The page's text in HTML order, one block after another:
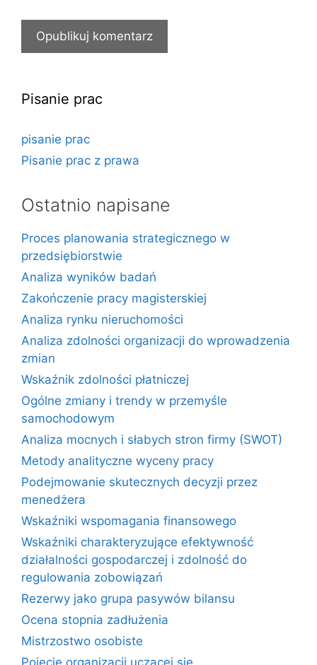
Pisanie prac
pisanie prac
Pisanie prac z prawa
Ostatnio napisane
Proces planowania strategicznego w
przedsiębiorstwie
Analiza wyników badań
Zakończenie pracy magisterskiej
Analiza rynku nieruchomości
Analiza zdolności organizacji do wprowadzenia
zmian
Wskaźnik zdolności płatniczej
Ogólne zmiany i trendy w przemyśle
samochodowym
Analiza mocnych i słabych stron firmy (SWOT)
Metody analityczne wyceny pracy
Podejmowanie skutecznych decyzji przez
menedżera
Wskaźniki wspomagania finansowego
Wskaźniki charakteryzujące efektywność
działalności gospodarczej i zdolność do
regulowania zobowiązań
Rezerwy jako grupa pasywów bilansu
Ocena stopnia zadłużenia
Mistrzostwo osobiste
Pojęcie organizacji uczącej się